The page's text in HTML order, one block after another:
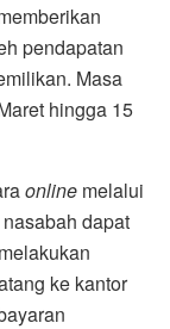
pendapatan
Masa
hingga 15
online melalui
dapat
ke kantor